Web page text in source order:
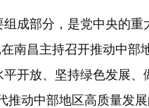
成部分，是党中央的重
南昌主持召开推动中部
开放、坚持绿色发展
动中部地区高质量发